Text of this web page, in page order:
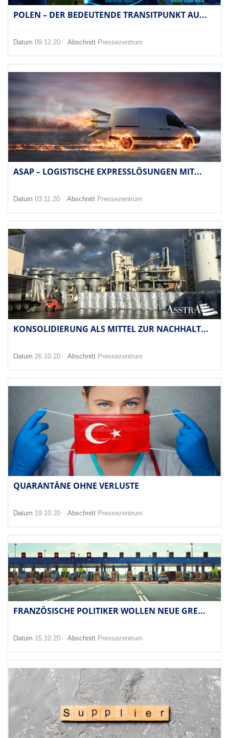
POLEN – DER BEDEUTENDE TRANSITPUNKT AU...
Datum 09.12.20 Abschnitt Pressezentrum
ASAP – LOGISTISCHE EXPRESSLÖSUNGEN MIT...
Datum 03.11.20 Abschnitt Pressezentrum
KONSOLIDIERUNG ALS MITTEL ZUR NACHHALT...
Datum 26.10.20 Abschnitt Pressezentrum
QUARANTÄNE OHNE VERLUSTE
Datum 19.10.20 Abschnitt Pressezentrum
FRANZÖSISCHE POLITIKER WOLLEN NEUE GRE...
Datum 15.10.20 Abschnitt Pressezentrum